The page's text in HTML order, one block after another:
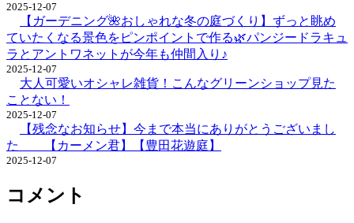
2025-12-07
【ガーデニング🌺おしゃれな冬の庭づくり】ずっと眺め
ていたくなる景色をピンポイントで作る🌿パンジードラキュ
ラとアントワネットが今年も仲間入り♪
2025-12-07
大人可愛いオシャレ雑貨！こんなグリーンショップ見た
ことない！
2025-12-07
【残念なお知らせ】今まで本当にありがとうございまし
た 【カーメン君】【豊田花遊庭】
2025-12-07
コメント